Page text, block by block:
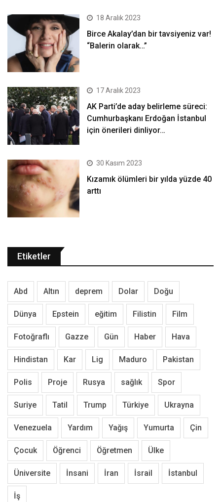
18 Aralık 2023
Birce Akalay’dan bir tavsiyeniz var!
“Balerin olarak…”
17 Aralık 2023
AK Parti’de aday belirleme süreci:
Cumhurbaşkanı Erdoğan İstanbul
için önerileri dinliyor…
30 Kasım 2023
Kızamık ölümleri bir yılda yüzde 40
arttı
Etiketler
Abd Altın deprem Dolar Doğu
Dünya Epstein eğitim Filistin Film
Fotoğraflı Gazze Gün Haber Hava
Hindistan Kar Lig Maduro Pakistan
Polis Proje Rusya sağlık Spor
Suriye Tatil Trump Türkiye Ukrayna
Venezuela Yardım Yağış Yumurta Çin
Çocuk Öğrenci Öğretmen Ülke
Üniversite İnsani İran İsrail İstanbul
İş